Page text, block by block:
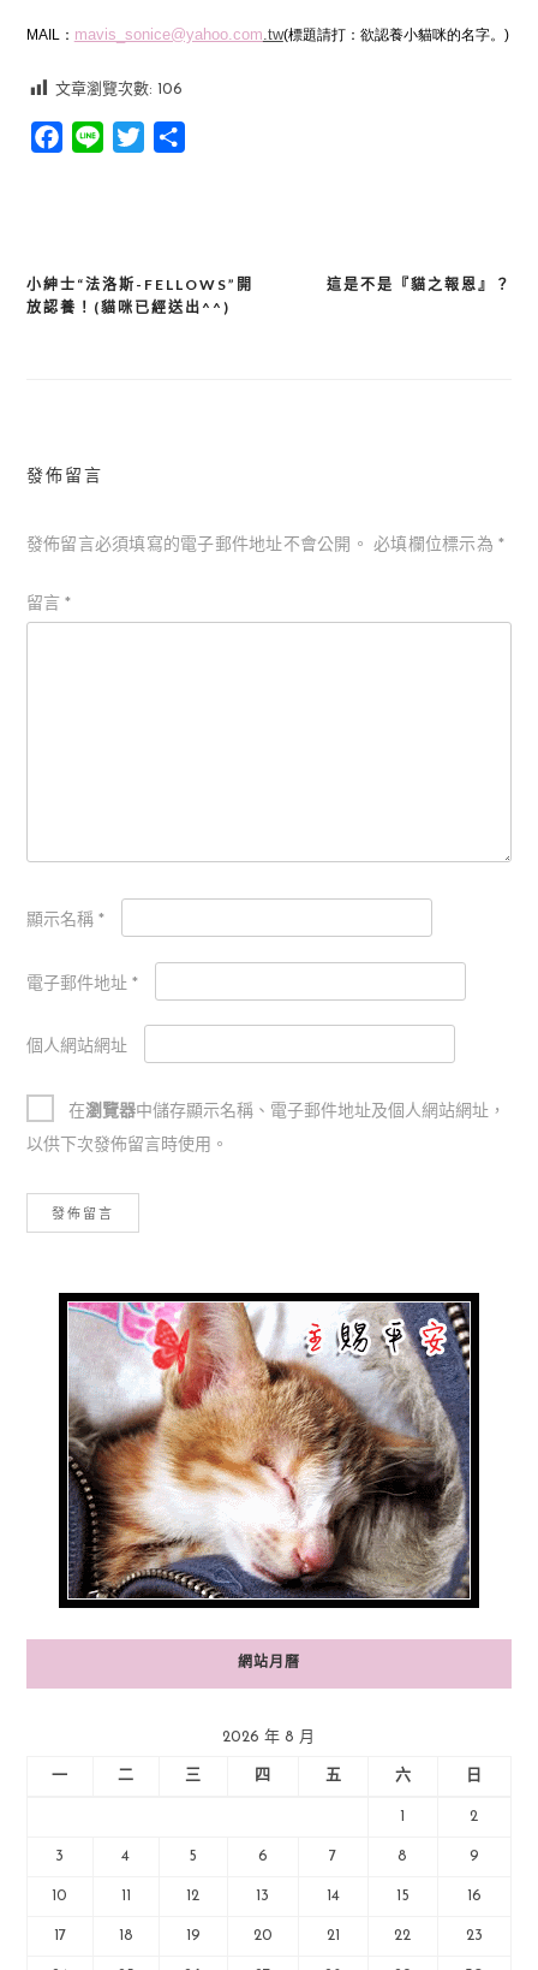
MAIL： mavis_sonice@yahoo.com.tw(標題請打：欲認養小貓咪的名字。)
文章瀏覽次數: 106
Facebook
Line Twitter
文
這是不是『貓之報恩』？
小紳士“法洛斯-FELLOWS”開
放認養！(貓咪已經送出^^)
發佈留言
發佈留言必須填寫的電子郵件地址不會公開。 必填欄位標示為*
留言 *
顯示名稱 *
電子郵件地址 *
個人網站網址
在瀏覽器中儲存顯示名稱、電子郵件地址及個人網站網址，
以供下次發佈留言時使用。
網站月曆
2026 年 8 月
一 二 三 四 五 六 日
2
3 4 5 6 7 8 9
10 12 13 14 15 16
17 18 19 20 21 22 23